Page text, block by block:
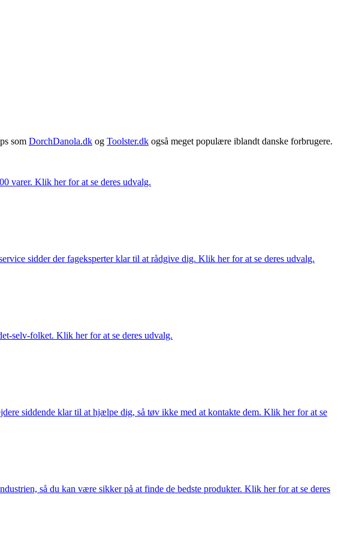
som DorchDanola.dk og Toolster.dk også meget populære iblandt danske forbrugere.
varer. Klik her for at se deres udvalg.
sidder der fageksperter klar til at rådgive dig. Klik her for at se deres udvalg.
selv-folket. Klik her for at se deres udvalg.
siddende klar til at hjælpe dig, så tøv ikke med at kontakte dem. Klik her for at se
så du kan være sikker på at finde de bedste produkter. Klik her for at se deres